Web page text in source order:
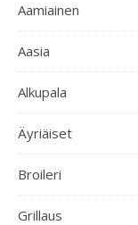
Aamiainen
Aasia
Alkupala
Äyriäiset
Broileri
Grillaus